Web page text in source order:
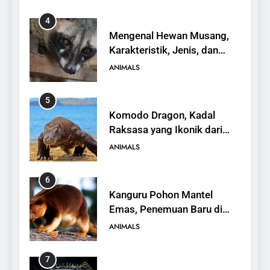
4
Mengenal Hewan Musang,
Karakteristik, Jenis, dan
Peran dalam Ekosistem
ANIMALS
5
Komodo Dragon, Kadal
Raksasa yang Ikonik dari
Indonesia
ANIMALS
6
Kanguru Pohon Mantel
Emas, Penemuan Baru di
Dunia Satwa
ANIMALS
7